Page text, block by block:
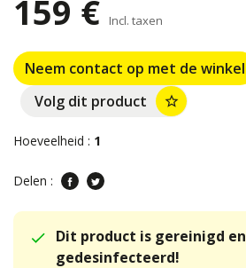
159 € Incl. taxen
Neem contact op met de winkel
Volg dit product
star_border
Hoeveelheid : 1
Delen :
Dit product is gereinigd en
gedesinfecteerd!